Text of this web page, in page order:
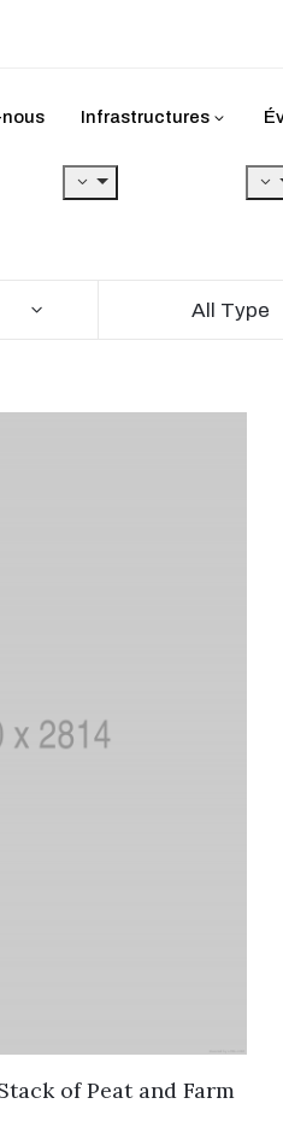
nous Infrastructures
All Type
of Peat and Farm